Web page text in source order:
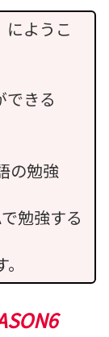
にようこ
できる
の勉強
勉強する